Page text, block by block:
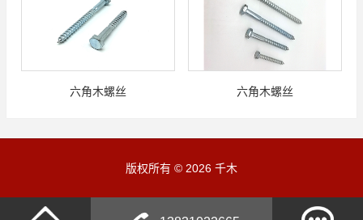
六角木螺丝 六角木螺丝
版权所有 © 2026 千木